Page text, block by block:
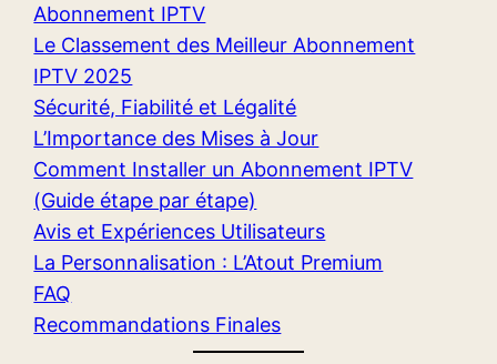
Abonnement IPTV
Le Classement des Meilleur Abonnement
IPTV 2025
Sécurité, Fiabilité et Légalité
L’Importance des Mises à Jour
Comment Installer un Abonnement IPTV
(Guide étape par étape)
Avis et Expériences Utilisateurs
La Personnalisation : L’Atout Premium
FAQ
Recommandations Finales